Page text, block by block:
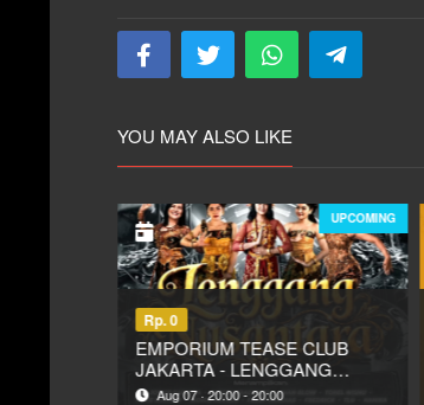
YOU MAY ALSO LIKE
UPCOMING
Rp. 0
EMPORIUM TEASE CLUB
JAKARTA - LENGGANG
NUSANTARA
Aug 07 · 20:00 - 20:00